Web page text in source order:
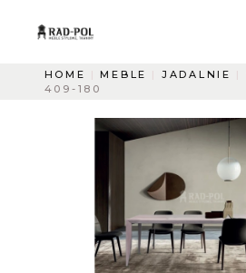
HOME MEBLE JADALNIE
409-180